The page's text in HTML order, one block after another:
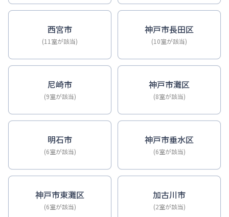
西宮市
(11室が該当)
神戸市長田区
(10室が該当)
尼崎市
(9室が該当)
神戸市灘区
(8室が該当)
明石市
(6室が該当)
神戸市垂水区
(6室が該当)
神戸市東灘区
(6室が該当)
加古川市
(2室が該当)